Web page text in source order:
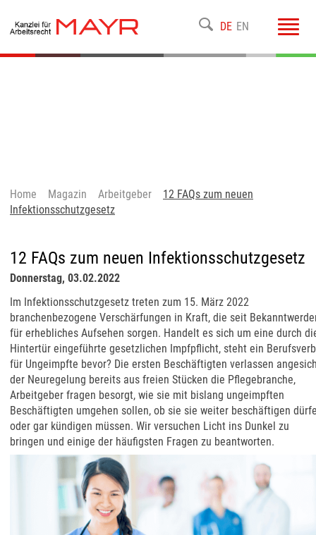
DE EN
Home Magazin Arbeitgeber
12 FAQs zum neuen
Infektionsschutzgesetz
12 FAQs zum neuen Infektionsschutzgesetz
Donnerstag, 03.02.2022
Im Infektionsschutzgesetz treten zum 15. März 2022
branchenbezogene Verschärfungen in Kraft, die seit
für erhebliches Aufsehen sorgen. Handelt es sich um eine durch
Hintertür eingeführte gesetzlichen Impfpflicht, steht ein
für Ungeimpfte bevor? Die ersten Beschäftigten verlassen
der Neuregelung bereits aus freien Stücken die Pflegebranche,
Arbeitgeber fragen besorgt, wie sie mit bislang ungeimpften
Beschäftigten umgehen sollen, ob sie sie weiter beschäftigen
oder gar kündigen müssen. Wir versuchen Licht ins Dunkel zu
bringen und einige der häufigsten Fragen zu beantworten.